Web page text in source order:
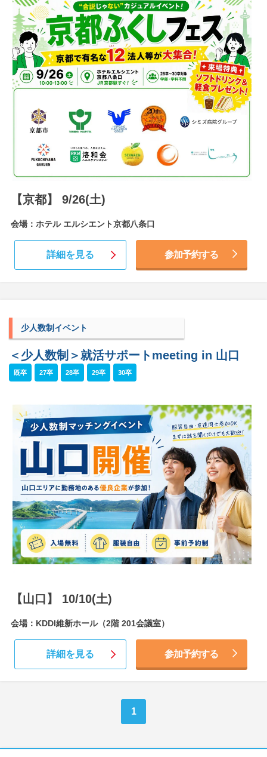
【京都】 9/26(土)
会場：ホテル エルシエント京都八条口
詳細を見る 参加予約する
少人数制イベント
＜少人数制＞就活サポートmeeting in 山口
既卒 27卒 28卒 29卒 30卒
【山口】 10/10(土)
会場：KDDI維新ホール（2階 201会議室）
詳細を見る 参加予約する
1